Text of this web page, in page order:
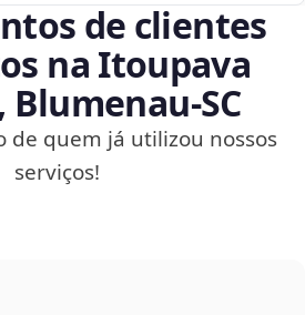
de clientes
na Itoupava
de quem já utilizou nossos
serviços!